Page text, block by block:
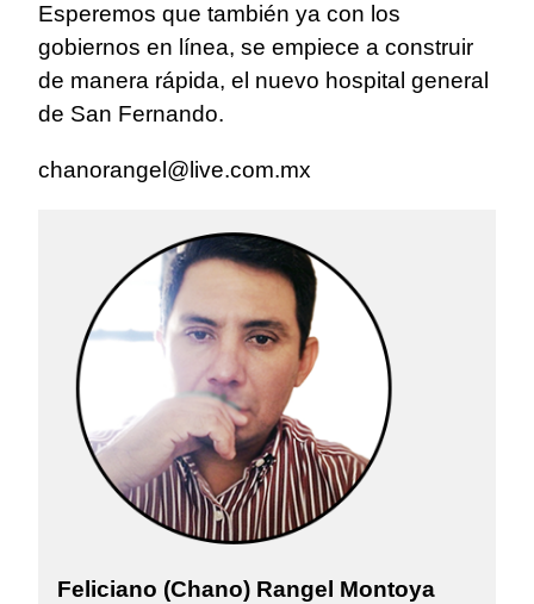
Esperemos que también ya con los
gobiernos en línea, se empiece a construir
de manera rápida, el nuevo hospital general
de San Fernando.
chanorangel@live.com.mx
Feliciano (Chano) Rangel Montoya